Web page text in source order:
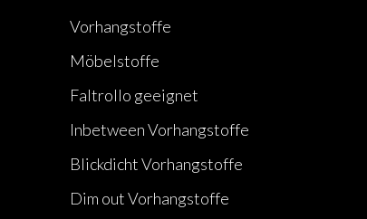
Vorhangstoffe
Möbelstoffe
Faltrollo geeignet
Inbetween Vorhangstoffe
Blickdicht Vorhangstoffe
Dim out Vorhangstoffe